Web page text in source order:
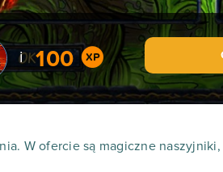
i 100
W ofercie są magiczne